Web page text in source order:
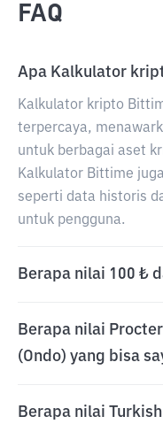
FAQ
Apa Kalkulator
Kalkulator kripto
terpercaya,
untuk berbagai aset
Kalkulator Bittime
seperti data historis
untuk pengguna.
Berapa nilai 100 ₺
Berapa nilai
(Ondo) yang bisa
Berapa nilai